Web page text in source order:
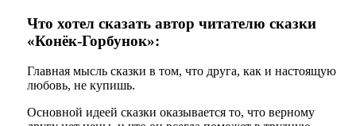
Что хотел сказать автор читателю сказки
«Конёк-Горбунок»:
Главная мысль сказки в том, что друга, как и настоящую
любовь, не купишь.
Основной идеей сказки оказывается то, что верному